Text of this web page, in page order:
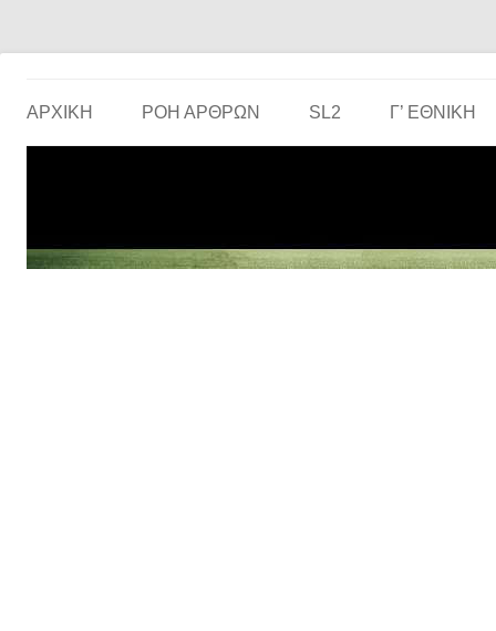
ΑΡΧΙΚΗ ΡΟΗ ΑΡΘΡΩΝ SL2 Γ’ ΕΘΝΙΚΉ